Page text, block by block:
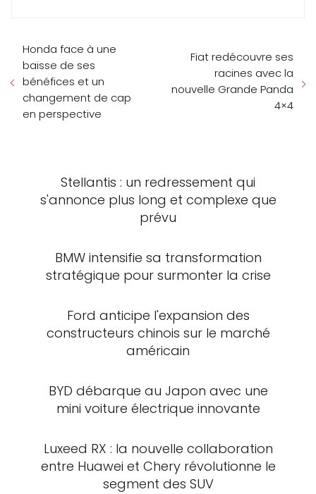
Honda face à une
baisse de ses
bénéfices et un
changement de cap
en perspective
Fiat redécouvre ses
racines avec la
nouvelle Grande Panda
4×4
Stellantis : un redressement qui
s'annonce plus long et complexe que
prévu
BMW intensifie sa transformation
stratégique pour surmonter la crise
Ford anticipe l'expansion des
constructeurs chinois sur le marché
américain
BYD débarque au Japon avec une
mini voiture électrique innovante
Luxeed RX : la nouvelle collaboration
entre Huawei et Chery révolutionne le
segment des SUV